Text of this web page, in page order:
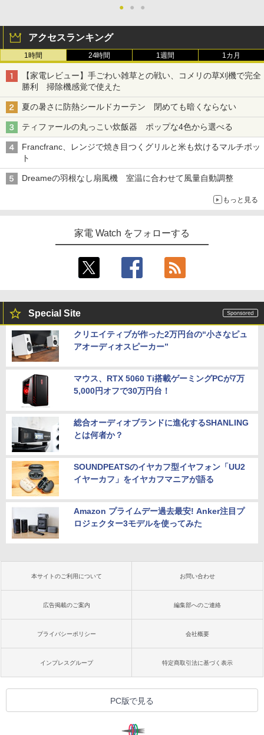
● ● ●
アクセスランキング
1時間 24時間 1週間 1カ月
【家電レビュー】手ごわい雑草との戦い、コメリの草刈機で完全
勝利 掃除機感覚で使えた
夏の暑さに防熱シールドカーテン 閉めても暗くならない
ティファールの丸っこい炊飯器 ポップな4色から選べる
Francfranc、レンジで焼き目つくグリルと米も炊けるマルチポッ
ト
Dreameの羽根なし扇風機 室温に合わせて風量自動調整
もっと見る
家電 Watch をフォローする
Special Site
クリエイティブが作った2万円台の“小さなピュ
アオーディオスピーカー”
マウス、RTX 5060 Ti搭載ゲーミングPCが7万
5,000円オフで30万円台！
総合オーディオブランドに進化するSHANLING
とは何者か？
SOUNDPEATSのイヤカフ型イヤフォン「UU2
イヤーカフ」をイヤカフマニアが語る
Amazon プライムデー過去最安! Anker注目プ
ロジェクター3モデルを使ってみた
本サイトのご利用について お問い合わせ
広告掲載のご案内 編集部へのご連絡
プライバシーポリシー 会社概要
インプレスグループ 特定商取引法に基づく表示
PC版で見る